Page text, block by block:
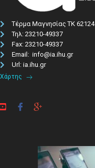
Τέρμα Μαγνησίας ΤΚ 62124
Τηλ: 23210-49337​
Fax: 23210-49337
Email: info@ia.ihu.gr
Url: ia.ihu.gr
Χάρτης